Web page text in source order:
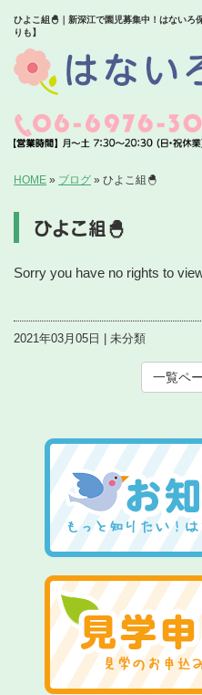
ひよこ組🐣｜新深江で園児募集中！はないろ
りも】
HOME » ブログ » ひよこ組🐣
ひよこ組🐣
Sorry you have no rights to
2021年03月05日 | 未分類
一覧ペ